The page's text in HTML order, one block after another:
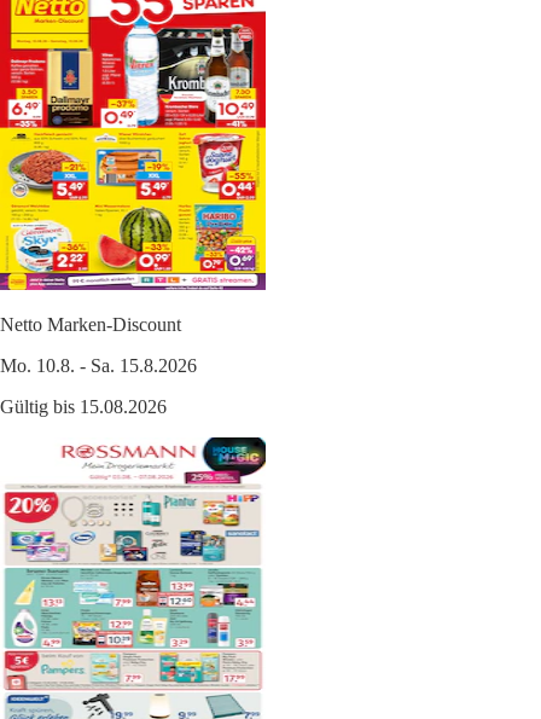
Netto Marken-Discount
Mo. 10.8. - Sa. 15.8.2026
Gültig bis 15.08.2026